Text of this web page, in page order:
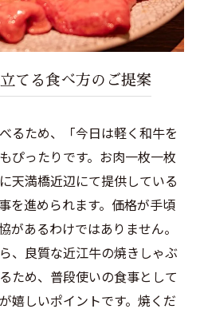
てる食べ方のご提案
るため、「今日は軽く和牛を
ぴったりです。お肉一枚一枚
天満橋近辺にて提供している
を進められます。価格が手頃
があるわけではありません。
、良質な近江牛の焼きしゃぶ
ため、普段使いの食事として
嬉しいポイントです。焼くだ